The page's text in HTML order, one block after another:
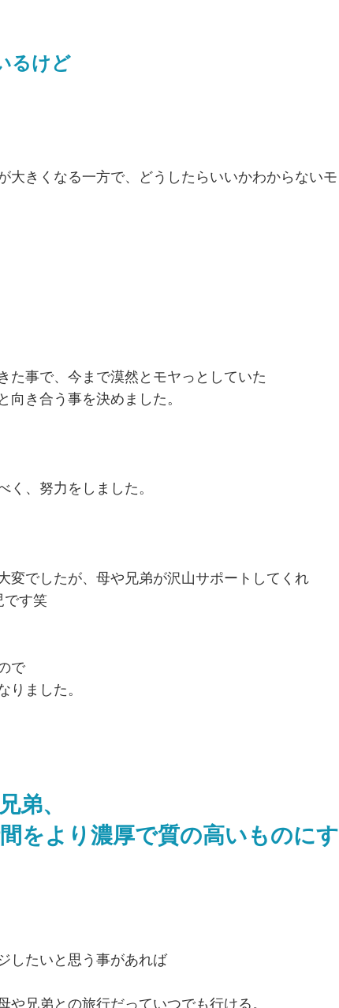
るけど
大きくなる一方で、どうしたらいいかわからないモ
た事で、今まで漠然とモヤっとしていた
向き合う事を決めました。
く、努力をしました。
変でしたが、母や兄弟が沢山サポートしてくれ
です笑
で
りました。
弟、
をより濃厚で質の高いものにす
したいと思う事があれば
兄弟との旅行だっていつでも行ける。